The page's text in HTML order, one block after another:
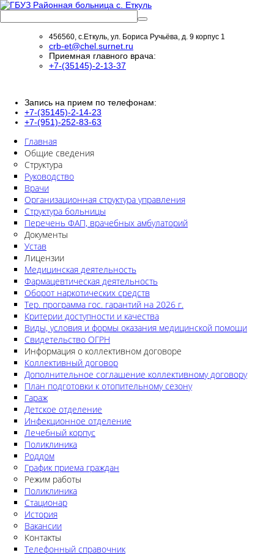
456560, с.Еткуль, ул. Бориса Ручьёва, д. 9 корпус 1
crb-et@chel.surnet.ru
Приемная главного врача:
+7-(35145)-2-13-37
Запись на прием по телефонам:
+7-(35145)-2-14-23
+7-(951)-252-83-63
Главная
Общие сведения
Структура
Руководство
Врачи
Организационная структура управления
Структура больницы
Перечень ФАП, врачебных амбулаторий
Документы
Устав
Лицензии
Медицинская деятельность
Фармацевтическая деятельность
Оборот наркотических средств
Тер. программа гос. гарантий на 2026 г.
Критерии доступности и качества
Виды, условия и формы оказания медицинской помощи
Свидетельство ОГРН
Информация о коллективном договоре
Коллективный договор
Дополнительное соглашение коллективному договору
План подготовки к отопительному сезону
Гараж
Детское отделение
Инфекционное отделение
Лечебный корпус
Поликлиника
Роддом
График приема граждан
Режим работы
Поликлиника
Стационар
История
Вакансии
Контакты
Телефонный справочник